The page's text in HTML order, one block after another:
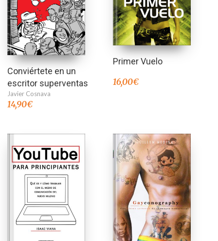
Conviértete en un
escritor superventas
Javier Cosnava
14,90€
Primer Vuelo
16,00€